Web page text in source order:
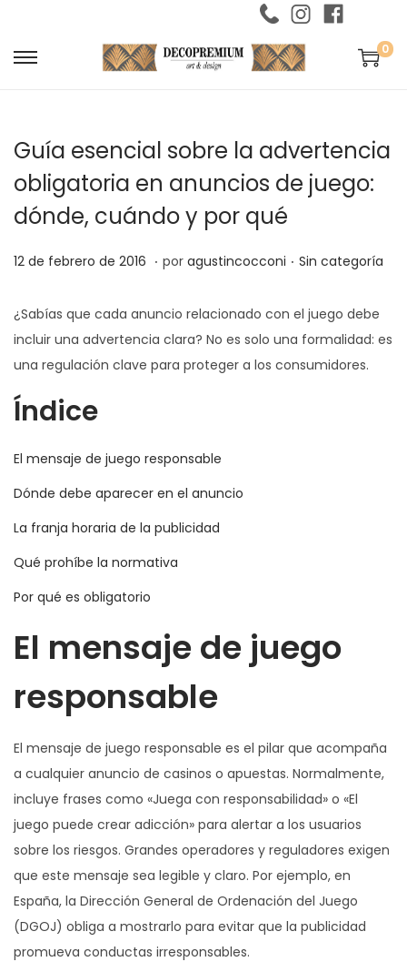
S
t
r
a
a
a
v
e
c
ó
n
S
t
r
a
c
n
t
e
d
0
Guía esencial sobre la advertencia
obligatoria en anuncios de juego:
dónde, cuándo y por qué
P
b
l
i
o
e
12 de febrero de 2016 6
e
j
u
d
e
0
2
. por agustincocconi . P
b
i
Sin categoría
¿Sabías que cada anuncio relacionado con el juego debe
incluir una advertencia clara? No es solo una formalidad: es
una regulación clave para proteger a los consumidores.
Índice
El mensaje de juego responsable
Dónde debe aparecer en el anuncio
La franja horaria de la publicidad
Qué prohíbe la normativa
Por qué es obligatorio
El mensaje de juego
responsable
El mensaje de juego responsable es el pilar que acompaña
a cualquier anuncio de casinos o apuestas. Normalmente,
incluye frases como «Juega con responsabilidad» o «El
juego puede crear adicción» para alertar a los usuarios
sobre los riesgos. Grandes operadores y reguladores exigen
que este mensaje sea legible y claro. Por ejemplo, en
España, la Dirección General de Ordenación del Juego
(DGOJ) obliga a mostrarlo para evitar que la publicidad
promueva conductas irresponsables.